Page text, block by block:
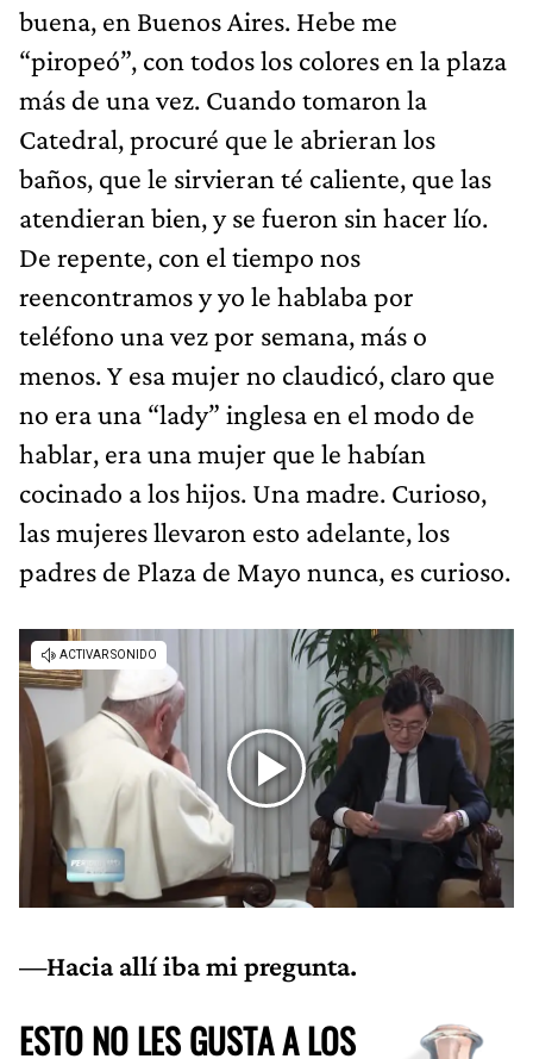
buena, en Buenos Aires. Hebe me
“piropeó”, con todos los colores en la plaza
más de una vez. Cuando tomaron la
Catedral, procuré que le abrieran los
baños, que le sirvieran té caliente, que las
atendieran bien, y se fueron sin hacer lío.
De repente, con el tiempo nos
reencontramos y yo le hablaba por
teléfono una vez por semana, más o
menos. Y esa mujer no claudicó, claro que
no era una “lady” inglesa en el modo de
hablar, era una mujer que le habían
cocinado a los hijos. Una madre. Curioso,
las mujeres llevaron esto adelante, los
padres de Plaza de Mayo nunca, es curioso.
—Hacia allí iba mi pregunta.
ESTO NO LES GUSTA A LOS